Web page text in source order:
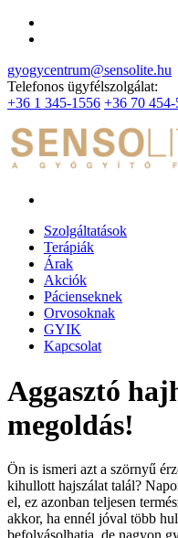
gyogycentrum@sensolite.hu
Telefonos ügyfélszolgálat:
+36 1 345-1556 +36 70 454-
Szolgáltatások
Terápiák
Árak
Akciók
Pácienseknek
Orvosoknak
GYIK
Kapcsolat
Aggasztó
megoldás!
Ön is ismeri azt a szörnyű
kihullott hajszálat talál?
el, ez azonban teljesen
akkor, ha ennél jóval több